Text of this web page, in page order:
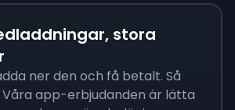
stora
ner den och få betalt. Så
app-erbjudanden är lätta